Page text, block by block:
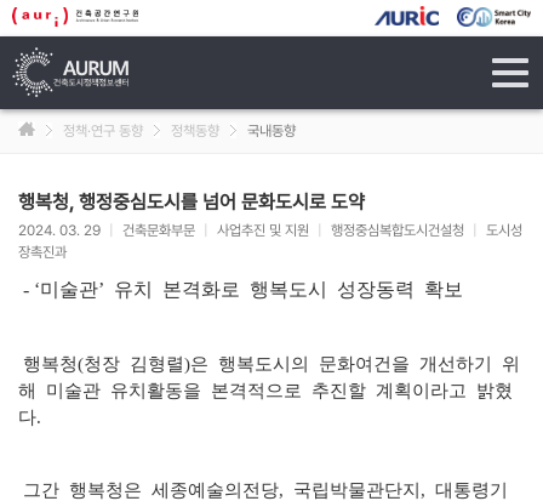
정책·연구 동향 정책동향 국내동향
행복청, 행정중심도시를 넘어 문화도시로 도약
2024. 03. 29 건축문화부문 사업추진 및 지원 행정중심복합도시건설청
도시성
장촉진과
- ‘미술관’ 유치 본격화로 행복도시 성장동력 확보
행복청(청장 김형렬)은 행복도시의 문화여건을 개선하기 위
해 미술관 유치활동을 본격적으로 추진할 계획이라고 밝혔
다.
그간 행복청은 세종예술의전당, 국립박물관단지, 대통령기